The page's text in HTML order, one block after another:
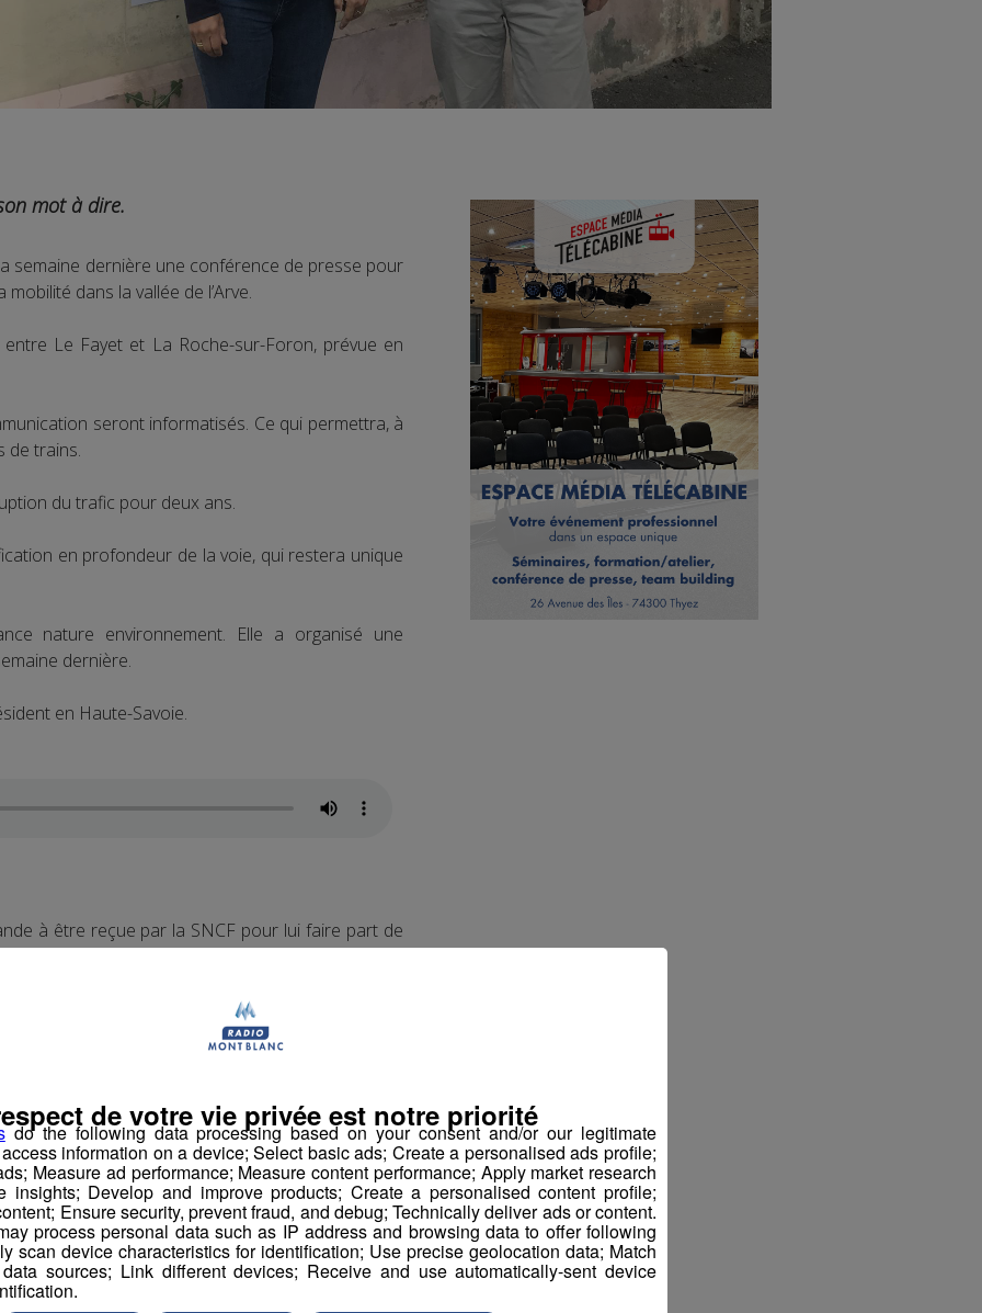
mot à dire.
semaine dernière une conférence de presse pour
dans la vallée de l’Arve.
Le Fayet et La Roche-sur-Foron, prévue en
seront informatisés. Ce qui permettra, à
de trains.
du trafic pour deux ans.
en profondeur de la voie, qui restera unique
nature environnement. Elle a organisé une
dernière.
en Haute-Savoie.
à être reçue par la SNCF pour lui faire part de
pour augmenter davantage la fréquence des
cette conférence de presse fut les travaux
du Mont-Blanc.
de la circulation pendant plusieurs
des marchandises sur les rails.
de l’association en Haute-Savoie.
do the following data processing based on your consent and/or our legitimate
information on a device; Select basic ads; Create a personalised ads profile;
Measure ad performance; Measure content performance; Apply market research
insights; Develop and improve products; Create a personalised content profile;
Ensure security, prevent fraud, and debug; Technically deliver ads or content.
process personal data such as IP address and browsing data to offer following
scan device characteristics for identification; Use precise geolocation data; Match
sources; Link different devices; Receive and use automatically-sent device
de votre vie privée est notre priorité